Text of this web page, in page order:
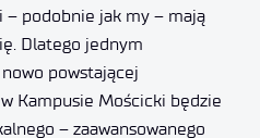
– podobnie jak my – mają
Dlatego jednym
powstającej
Kampusie Mościcki będzie
– zaawansowanego